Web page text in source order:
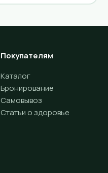
Покупателям
Каталог
Бронирование
Самовывоз
Статьи о здоровье